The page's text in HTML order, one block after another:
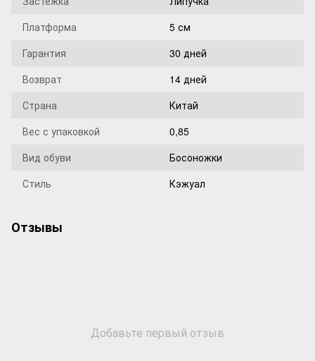
Платформа
5 см
Гарантия
30 дней
Возврат
14 дней
Страна
Китай
Вес с упаковкой
0,85
Вид обуви
Босоножки
Стиль
Кэжуал
Отзывы
Добавьте первый отзыв